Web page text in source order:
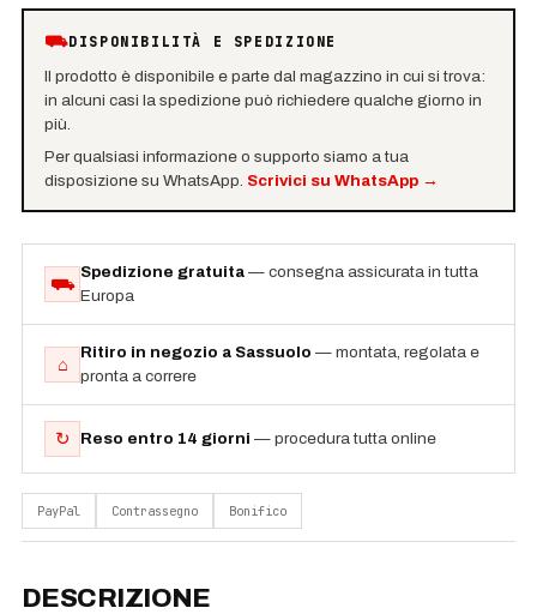
⛟DISPONIBILITÀ E SPEDIZIONE
Il prodotto è disponibile e parte dal magazzino in cui si trova:
in alcuni casi la spedizione può richiedere qualche giorno in
più.
Per qualsiasi informazione o supporto siamo a tua
disposizione su WhatsApp. Scrivici su WhatsApp→
⛟
Spedizione gratuita — consegna assicurata in tutta
Europa
⌂
Ritiro in negozio a Sassuolo — montata, regolata e
pronta a correre
↻ Reso entro 14 giorni — procedura tutta online
PayPal Contrassegno Bonifico
DESCRIZIONE